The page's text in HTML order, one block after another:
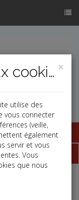
×
Politique relative aux cookies
utilise des
vous connecter
(veille,
également
servir et vous
Vous
que nous